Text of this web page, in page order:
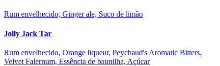
Rum envelhecido, Ginger ale, Suco de limão
Jolly Jack Tar
Rum envelhecido, Orange liqueur, Peychaud's Aromatic Bitters,
Velvet Falernum, Essência de baunilha, Açúcar